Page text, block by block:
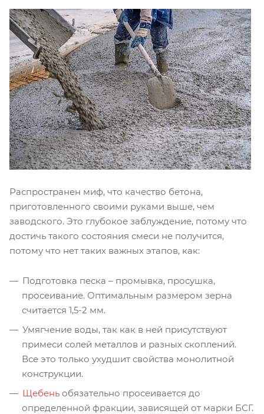
Распространен миф, что качество бетона,
приготовленного своими руками выше, чем
заводского. Это глубокое заблуждение, потому что
достичь такого состояния смеси не получится,
потому что нет таких важных этапов, как:
Подготовка песка – промывка, просушка,
просеивание. Оптимальным размером зерна
считается 1,5-2 мм.
Умягчение воды, так как в ней присутствуют
примеси солей металлов и разных скоплений.
Все это только ухудшит свойства монолитной
конструкции.
Щебень обязательно просеивается до
определенной фракции, зависящей от марки БСГ.